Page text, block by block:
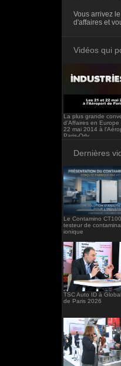
Vous arrivez
d'affaires et
Vidéos qui
La plus grande
d’Affaires en
22 mai 2014 à
Paris-Orly
Dernières
Le Contamino
testeur de
ionique
TSC Auto ID à
de Paris 2026